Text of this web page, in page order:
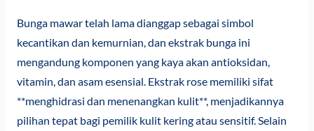
Bunga mawar telah lama dianggap sebagai simbol
kecantikan dan kemurnian, dan ekstrak bunga ini
mengandung komponen yang kaya akan antioksidan,
vitamin, dan asam esensial. Ekstrak rose memiliki sifat
**menghidrasi dan menenangkan kulit**, menjadikannya
pilihan tepat bagi pemilik kulit kering atau sensitif. Selain